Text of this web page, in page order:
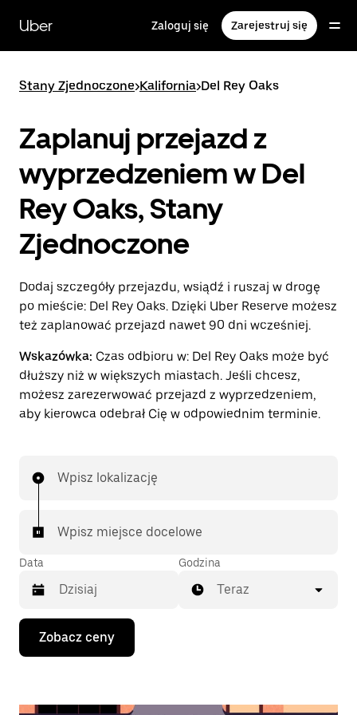
głównej
zawartości
Uber Zaloguj się Zarejestruj się
Stany Zjednoczone>Kalifornia>Del Rey Oaks
Zaplanuj przejazd z
wyprzedzeniem w Del
Rey Oaks, Stany
Zjednoczone
Dodaj szczegóły przejazdu, wsiądź i ruszaj w drogę
po mieście: Del Rey Oaks. Dzięki Uber Reserve możesz
też zaplanować przejazd nawet 90 dni wcześniej.
Wskazówka: Czas odbioru w: Del Rey Oaks może być
dłuższy niż w większych miastach. Jeśli chcesz,
możesz zarezerwować przejazd z wyprzedzeniem,
aby kierowca odebrał Cię w odpowiednim terminie.
Wpisz lokalizację
Wpisz miejsce docelowe
Data
Naciśnij
klawisz
strzałki
Godzina
Teraz
Zobacz ceny